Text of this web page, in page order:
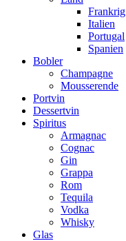
Frankrig
Italien
Portugal
Spanien
Bobler
Champagne
Mousserende
Portvin
Dessertvin
Spiritus
Armagnac
Cognac
Gin
Grappa
Rom
Tequila
Vodka
Whisky
Glas